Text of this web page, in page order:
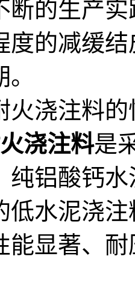
断的生产
度的减缓
火浇注料的
浇注料是
纯铝酸钙
低水泥浇
能显著、